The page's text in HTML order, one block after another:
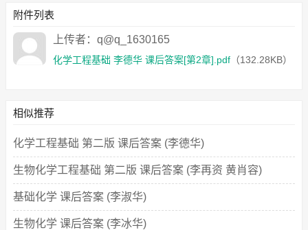
附件列表
上传者：q@q_1630165
化学工程基础 李德华 课后答案[第2章].pdf （132.28KB）
相似推荐
化学工程基础 第二版 课后答案 (李德华)
生物化学工程基础 第二版 课后答案 (李再资 黄肖容)
基础化学 课后答案 (李淑华)
生物化学 课后答案 (李冰华)